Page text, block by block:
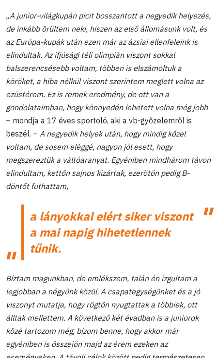
„A junior-világkupán picit bosszantott a negyedik helyezés,
de inkább örültem neki, hiszen az első állomásunk volt, és
az Európa-kupák után ezen már az ázsiai ellenfeleink is
elindultak. Az ifjúsági téli olimpián viszont sokkal
balszerencsésebb voltam, többen is elszámoltuk a
köröket, a hiba nélkül viszont szerintem meglett volna az
ezüstérem. Ez is remek eredmény, de ott van a
gondolataimban, hogy könnyedén lehetett volna még jobb
– mondja a 17 éves sportoló, aki a vb-győzelemről is
beszél. – A negyedik helyek után, hogy mindig közel
voltam, de sosem eléggé, nagyon jól esett, hogy
megszereztük a váltóaranyat. Egyéniben mindhárom távon
elindultam, kettőn sajnos kizártak, ezerötön pedig B-
döntőt futhattam,
a lányokkal elért siker viszont
a mai napig hihetetlennek
tűnik.
Bíztam magunkban, de emlékszem, talán én izgultam a
legjobban a négyünk közül. A csapategységünket és a jó
viszonyt mutatja, hogy rögtön nyugtattak a többiek, ott
álltak mellettem. A következő két évadban is a juniorok
közé tartozom még, bízom benne, hogy akkor már
egyéniben is összejön majd az érem ezeken az